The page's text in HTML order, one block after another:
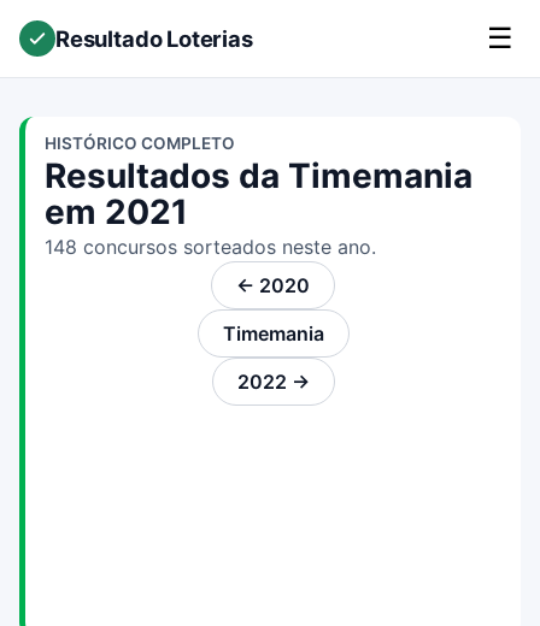
Resultado Loterias ☰
HISTÓRICO COMPLETO
Resultados da Timemania
em 2021
148 concursos sorteados neste ano.
← 2020
Timemania
2022 →